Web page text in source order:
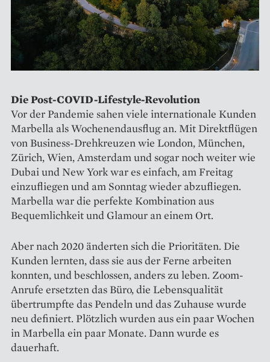
Die Post-COVID-Lifestyle-Revolution
Vor der Pandemie sahen viele internationale Kunden
Marbella als Wochenendausflug an. Mit Direktflügen
von Business-Drehkreuzen wie London, München,
Zürich, Wien, Amsterdam und sogar noch weiter wie
Dubai und New York war es einfach, am Freitag
einzufliegen und am Sonntag wieder abzufliegen.
Marbella war die perfekte Kombination aus
Bequemlichkeit und Glamour an einem Ort.
Aber nach 2020 änderten sich die Prioritäten. Die
Kunden lernten, dass sie aus der Ferne arbeiten
konnten, und beschlossen, anders zu leben. Zoom-
Anrufe ersetzten das Büro, die Lebensqualität
übertrumpfte das Pendeln und das Zuhause wurde
neu definiert. Plötzlich wurden aus ein paar Wochen
in Marbella ein paar Monate. Dann wurde es
dauerhaft.